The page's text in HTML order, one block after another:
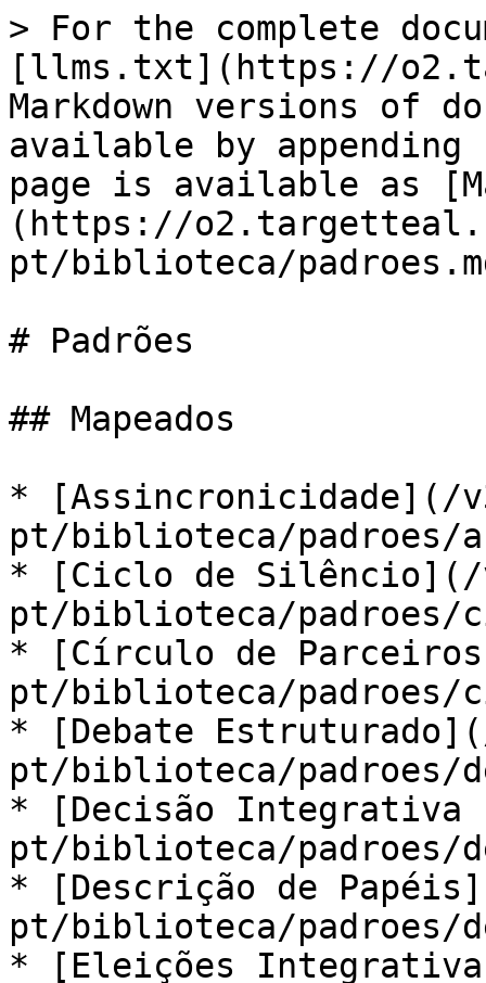
> For the complete
[llms.txt](https://
Markdown versions of
available by
page is available as
(https://
pt/biblioteca/
# Padrões
## Mapeados
* [Assincronicidade](/
pt/biblioteca/padroes/
* [Ciclo de Silêncio](/
pt/biblioteca/padroes/
* [Círculo de
pt/biblioteca/padroes/
* [Debate
pt/biblioteca/padroes/
* [Decisão Integrativa
pt/biblioteca/padroes/
* [Descrição de
pt/biblioteca/padroes/
* [Eleições